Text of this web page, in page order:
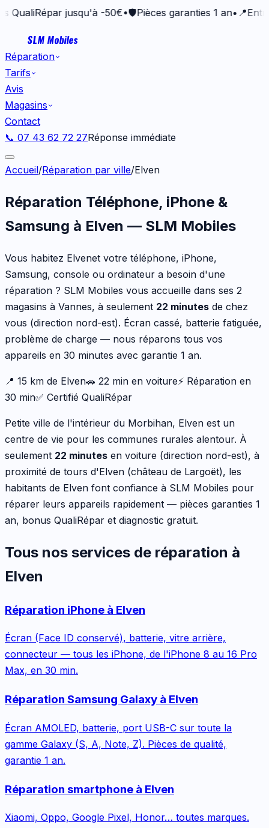
jusqu'à -50€•🛡️Pièces garanties 1 an •📍
SLM Mobiles
Réparation
Tarifs
Avis
Magasins
Contact
📞 07 43 62 72 27Réponse immédiate
Accueil/Réparation par ville/Elven
Réparation Téléphone, iPhone &
Samsung à Elven — SLM Mobiles
Vous habitez Elvenet votre téléphone, iPhone,
Samsung, console ou ordinateur a besoin d'une
réparation ? SLM Mobiles vous accueille dans ses 2
magasins à Vannes, à seulement 22 minutes de chez
vous (direction nord-est). Écran cassé, batterie fatiguée,
problème de charge — nous réparons tous vos
appareils en 30 minutes avec garantie 1 an.
📍 15 km de Elven🚗 22 min en voiture⚡ Réparation en
30 min✅ Certifié QualiRépar
Petite ville de l'intérieur du Morbihan, Elven est un
centre de vie pour les communes rurales alentour. À
seulement 22 minutes en voiture (direction nord-est), à
proximité de tours d'Elven (château de Largoët), les
habitants de Elven font confiance à SLM Mobiles pour
réparer leurs appareils rapidement — pièces garanties 1
an, bonus QualiRépar et diagnostic gratuit.
Tous nos services de réparation à
Elven
Réparation iPhone à Elven
Écran (Face ID conservé), batterie, vitre arrière,
connecteur — tous les iPhone, de l'iPhone 8 au 16 Pro
Max, en 30 min.
Réparation Samsung Galaxy à Elven
Écran AMOLED, batterie, port USB-C sur toute la
gamme Galaxy (S, A, Note, Z). Pièces de qualité,
garantie 1 an.
Réparation smartphone à Elven
Xiaomi, Oppo, Google Pixel, Honor… toutes marques.